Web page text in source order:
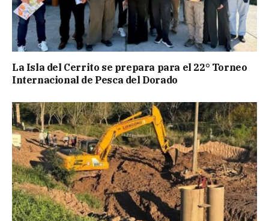
La Isla del Cerrito se prepara para el 22° Torneo
Internacional de Pesca del Dorado